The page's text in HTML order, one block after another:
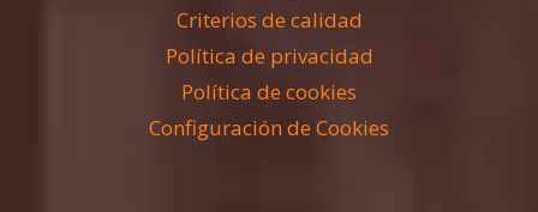
Criterios de calidad
Política de privacidad
Política de cookies
Configuración de Cookies